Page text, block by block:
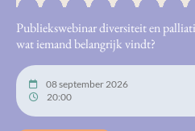
Publiekswebinar diversiteit en
wat iemand belangrijk vindt?
08 september 2026
20:00